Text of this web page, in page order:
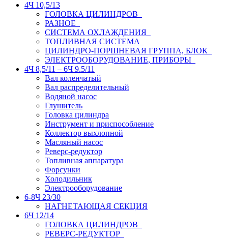
4Ч 10,5/13
ГОЛОВКА ЦИЛИНДРОВ
РАЗНОЕ
СИСТЕМА ОХЛАЖДЕНИЯ
ТОПЛИВНАЯ СИСТЕМА
ЦИЛИНДРО-ПОРШНЕВАЯ ГРУППА, БЛОК
ЭЛЕКТРООБОРУДОВАНИЕ, ПРИБОРЫ
4Ч 8,5/11 – 6Ч 9.5/11
Вал коленчатый
Вал распределительный
Водяной насос
Глушитель
Головка цилиндра
Инструмент и приспособление
Коллектор выхлопной
Масляный насос
Реверс-редуктор
Топливная аппаратура
Форсунки
Холодильник
Электрооборудование
6-8Ч 23/30
НАГНЕТАЮЩАЯ СЕКЦИЯ
6Ч 12/14
ГОЛОВКА ЦИЛИНДРОВ
РЕВЕРС-РЕДУКТОР